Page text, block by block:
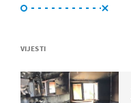
VIJESTI